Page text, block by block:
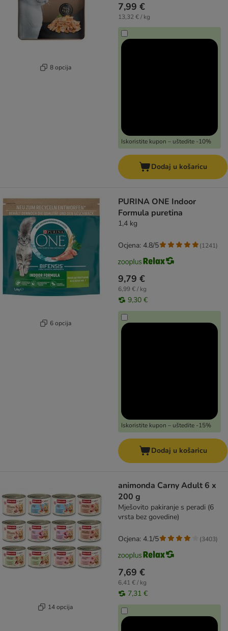
8 opcija
7,99 €
13,32 € / kg
Iskoristite kupon – uštedite -10%
Dodaj u košaricu
6 opcija
PURINA ONE Indoor
Formula puretina
1,4 kg
9,79 €
6,99 € / kg
9,30 €
Iskoristite kupon – uštedite -15%
Ocjena: 4.8/5 (1241)
Dodaj u košaricu
14 opcija
animonda Carny Adult 6 x
200 g
Mješovito pakiranje s peradi (6
vrsta bez govedine)
7,69 €
6,41 € / kg
7,31 €
Ocjena: 4.1/5 (3403)